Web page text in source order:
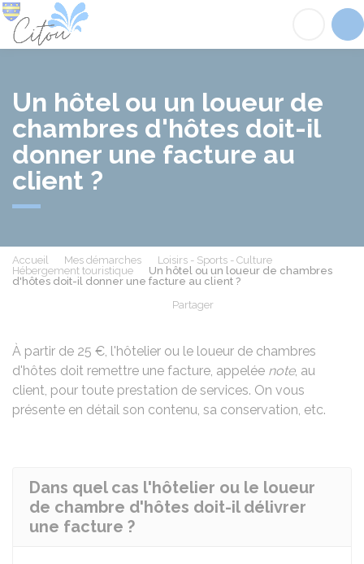
Un hôtel ou un loueur de
chambres d'hôtes doit-il
donner une facture au
client ?
Accueil Mes démarches
Loisirs - Sports - Culture
Hébergement touristique
Un hôtel ou un loueur de chambres
d'hôtes doit-il donner une facture au client ?
Partager
À partir de 25 €, l'hôtelier ou le loueur de chambres
d'hôtes doit remettre une facture, appelée note, au
client, pour toute prestation de services. On vous
présente en détail son contenu, sa conservation, etc.
Dans quel cas l'hôtelier ou le loueur
de chambre d'hôtes doit-il délivrer
une facture ?